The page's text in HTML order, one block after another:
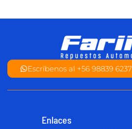
Escríbenos al +56 98839 6237
Enlaces